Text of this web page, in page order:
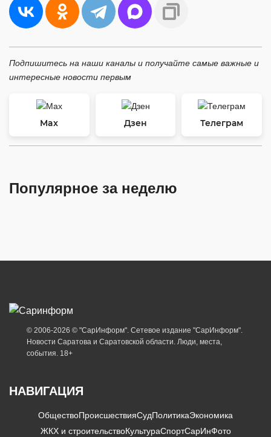
Подпишитесь на наши каналы и получайте самые важные и
интересные новости первым
Max Дзен Телеграм
Популярное за неделю
© 2006-2026 © "СарИнформ". Сетевое издание "СарИнформ".
Новости Саратова и Саратовской области. Люди, места,
события. 18+
НАВИГАЦИЯ
ОбществоПроисшествияСудПолитикаЭкономика
ЖКХ и строительствоКультураСпортСарИнФото